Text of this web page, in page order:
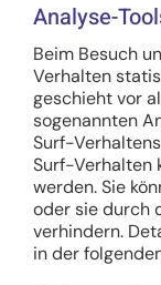
Analyse-
Beim Besuch
Verhalten
geschieht vor
sogenannten
Surf-
Surf-Verhalten
werden. Sie
oder sie durch
verhindern.
in der